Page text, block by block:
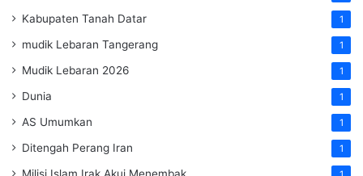
Kabupaten Tanah Datar 1
mudik Lebaran Tangerang 1
Mudik Lebaran 2026 1
Dunia 1
AS Umumkan 1
Ditengah Perang Iran 1